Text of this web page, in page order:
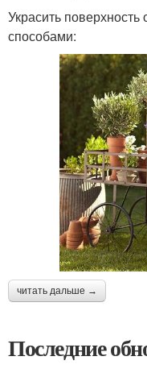
Украсить
способами:
читать дальше →
Последние